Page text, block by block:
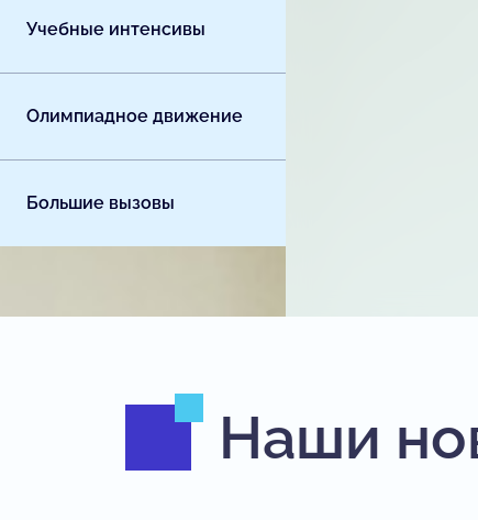
Учебные интенсивы
Олимпиадное движение
Большие вызовы
Наши